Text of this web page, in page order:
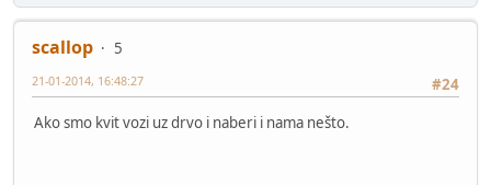
scallop
5
#24
21-01-2014, 16:48:27
Ako smo kvit vozi uz drvo i naberi i nama nešto.